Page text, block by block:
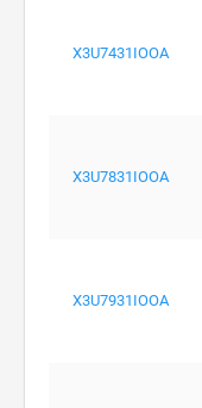
X3U7431IOOA
X3U7831IOOA
X3U7931IOOA